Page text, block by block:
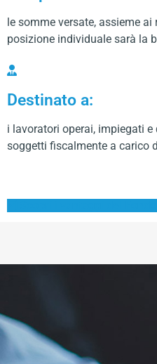
le somme versate, assieme
posizione individuale sarà la
Destinato a:
i lavoratori operai, impiegati
soggetti fiscalmente a carico